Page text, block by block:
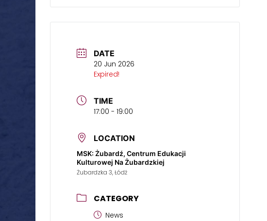
DATE
20 Jun 2026
Expired!
TIME
17:00 - 19:00
LOCATION
MSK: Żubardź, Centrum Edukacji
Kulturowej Na Żubardzkiej
Żubardzka 3, Łódź
CATEGORY
News